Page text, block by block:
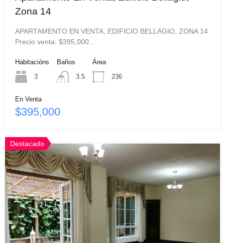
Zona 14
APARTAMENTO EN VENTA, EDIFICIO BELLAGIO, ZONA 14
Precio venta: $395,000…
Habitacións
3
Baños
3.5
Área
236
En Venta
$395,000
Destacado